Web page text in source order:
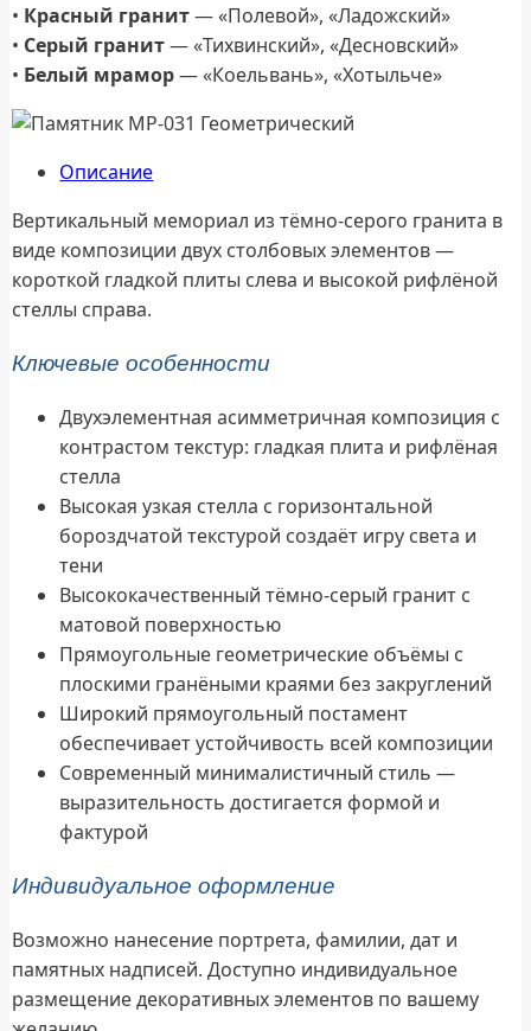
• Красный гранит— «Полевой», «Ладожский»
• Серый гранит— «Тихвинский», «Десновский»
• Белый мрамор— «Коельвань», «Хотыльче»
Описание
Вертикальный мемориал из тёмно-серого гранита в
виде композиции двух столбовых элементов —
короткой гладкой плиты слева и высокой рифлёной
стеллы справа.
Ключевые особенности
Двухэлементная асимметричная композиция с
контрастом текстур: гладкая плита и рифлёная
стелла
Высокая узкая стелла с горизонтальной
бороздчатой текстурой создаёт игру света и
тени
Высококачественный тёмно-серый гранит с
матовой поверхностью
Прямоугольные геометрические объёмы с
плоскими гранёными краями без закруглений
Широкий прямоугольный постамент
обеспечивает устойчивость всей композиции
Современный минималистичный стиль —
выразительность достигается формой и
фактурой
Индивидуальное оформление
Возможно нанесение портрета, фамилии, дат и
памятных надписей. Доступно индивидуальное
размещение декоративных элементов по вашему